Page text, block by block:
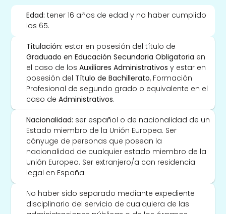
Edad: tener 16 años de edad y no haber cumplido
los 65.
Titulación: estar en posesión del título de
Graduado en Educación Secundaria Obligatoria en
el caso de los Auxiliares Administrativos y estar en
posesión del Título de Bachillerato, Formación
Profesional de segundo grado o equivalente en el
caso de Administrativos.
Nacionalidad: ser español o de nacionalidad de un
Estado miembro de la Unión Europea. Ser
cónyuge de personas que posean la
nacionalidad de cualquier estado miembro de la
Unión Europea. Ser extranjero/a con residencia
legal en España.
No haber sido separado mediante expediente
disciplinario del servicio de cualquiera de las